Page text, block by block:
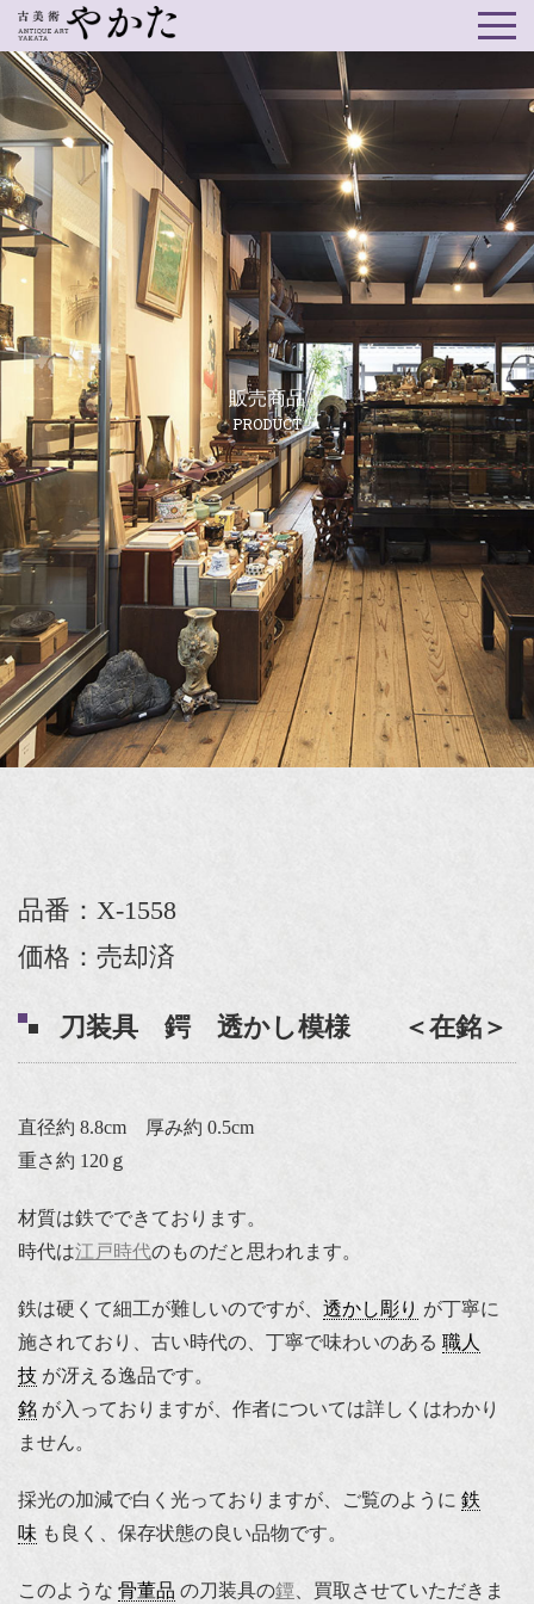
販売商品
PRODUCT
品番：X-1558
価格：売却済
刀装具 鍔 透かし模様 ＜在銘＞
直径約 8.8cm 厚み約 0.5cm
重さ約 120ｇ
材質は鉄でできております。
時代は江戸時代のものだと思われます。
鉄は硬くて細工が難しいのですが、 透かし彫り が丁寧に
施されており、古い時代の、丁寧で味わいのある 職人
技 が冴える逸品です。
銘 が入っておりますが、作者については詳しくはわかり
ません。
採光の加減で白く光っておりますが、ご覧のように 鉄
味 も良く、保存状態の良い品物です。
このような 骨董品 の刀装具の鐔 、買取させていただきま